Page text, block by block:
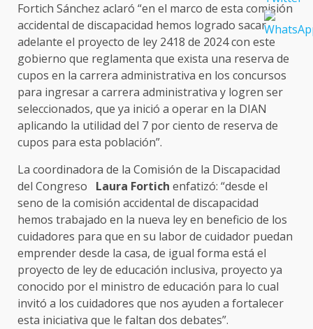
Fortich Sánchez aclaró “en el marco de esta comisión
accidental de discapacidad hemos logrado sacar
adelante el proyecto de ley 2418 de 2024 con este
gobierno que reglamenta que exista una reserva de
cupos en la carrera administrativa en los concursos
para ingresar a carrera administrativa y logren ser
seleccionados, que ya inició a operar en la DIAN
aplicando la utilidad del 7 por ciento de reserva de
cupos para esta población”.
La coordinadora de la Comisión de la Discapacidad
del Congreso Laura Fortich enfatizó: “desde el
seno de la comisión accidental de discapacidad
hemos trabajado en la nueva ley en beneficio de los
cuidadores para que en su labor de cuidador puedan
emprender desde la casa, de igual forma está el
proyecto de ley de educación inclusiva, proyecto ya
conocido por el ministro de educación para lo cual
invitó a los cuidadores que nos ayuden a fortalecer
esta iniciativa que le faltan dos debates”.